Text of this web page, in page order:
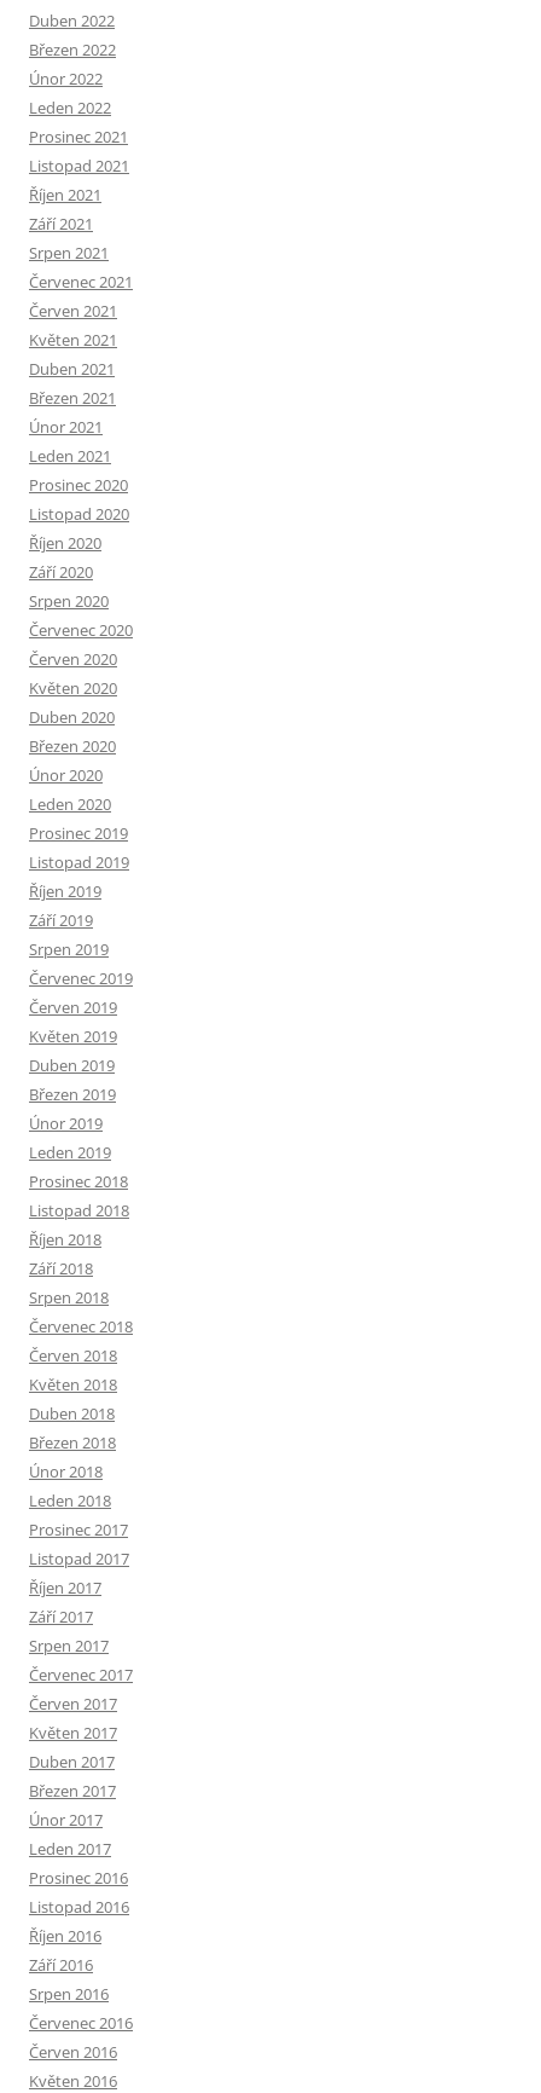
Duben 2022
Březen 2022
Únor 2022
Leden 2022
Prosinec 2021
Listopad 2021
Říjen 2021
Září 2021
Srpen 2021
Červenec 2021
Červen 2021
Květen 2021
Duben 2021
Březen 2021
Únor 2021
Leden 2021
Prosinec 2020
Listopad 2020
Říjen 2020
Září 2020
Srpen 2020
Červenec 2020
Červen 2020
Květen 2020
Duben 2020
Březen 2020
Únor 2020
Leden 2020
Prosinec 2019
Listopad 2019
Říjen 2019
Září 2019
Srpen 2019
Červenec 2019
Červen 2019
Květen 2019
Duben 2019
Březen 2019
Únor 2019
Leden 2019
Prosinec 2018
Listopad 2018
Říjen 2018
Září 2018
Srpen 2018
Červenec 2018
Červen 2018
Květen 2018
Duben 2018
Březen 2018
Únor 2018
Leden 2018
Prosinec 2017
Listopad 2017
Říjen 2017
Září 2017
Srpen 2017
Červenec 2017
Červen 2017
Květen 2017
Duben 2017
Březen 2017
Únor 2017
Leden 2017
Prosinec 2016
Listopad 2016
Říjen 2016
Září 2016
Srpen 2016
Červenec 2016
Červen 2016
Květen 2016